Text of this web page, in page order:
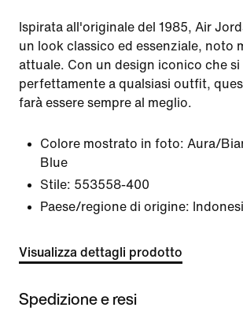
Ispirata all'originale del 1985, Air
un look classico ed essenziale, noto
attuale. Con un design iconico che si
perfettamente a qualsiasi outfit,
farà essere sempre al meglio.
Colore mostrato in foto: Aura/
Blue
Stile: 553558-400
Paese/regione di origine:
Visualizza dettagli prodotto
Spedizione e resi